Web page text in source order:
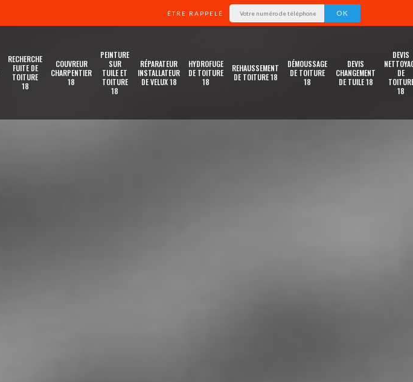
ÊTRE RAPPELÉ
RECHERCHE
FUITE DE
TOITURE
18
COUVREUR
CHARPENTIER
18
PEINTURE
SUR
TUILE ET
TOITURE
18
RÉPARATEUR
INSTALLATEUR
DE VELUX 18
HYDROFUGE
DE TOITURE
18
REHAUSSEMENT
DE TOITURE 18
DÉMOUSSAGE
DE TOITURE
18
DEVIS
CHANGEMENT
DE TUILE 18
DEVIS
DE
18